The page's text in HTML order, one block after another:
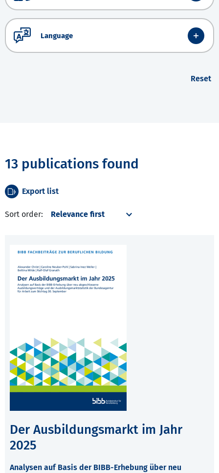
Language
Reset
13 publications found
Export list
Sort order:
Der Ausbildungsmarkt im Jahr
2025
Analysen auf Basis der BIBB-Erhebung über neu